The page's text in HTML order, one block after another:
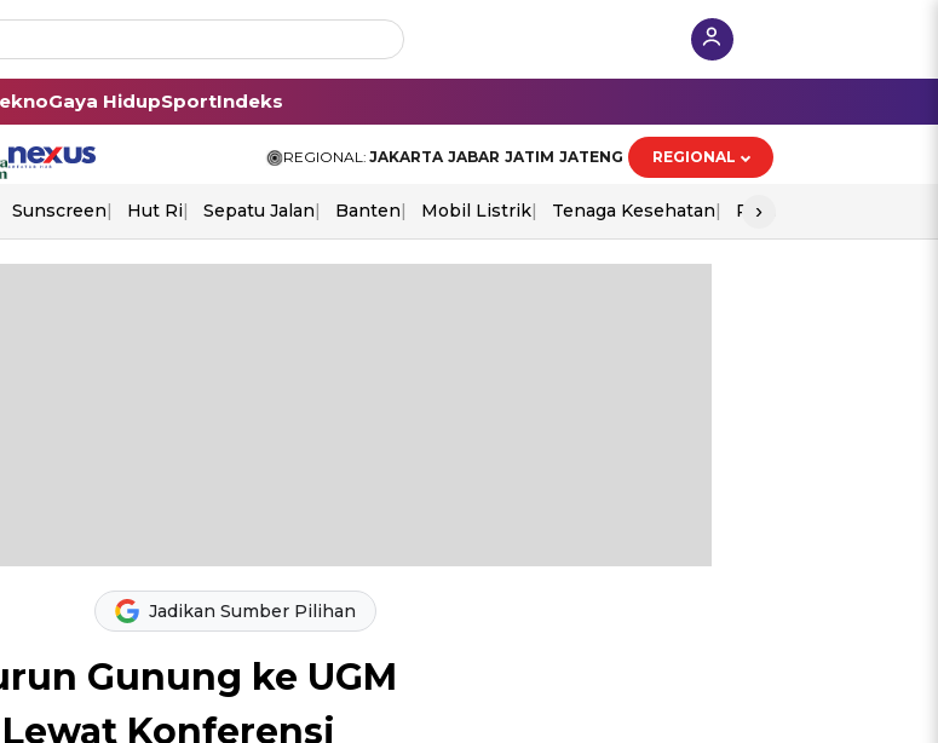
Gaya HidupSportIndeks
REGIONAL: JAKARTA JABAR JATIM JATENG REGIONAL
Sunscreen Hut Ri Sepatu Jalan Banten Mobil Listrik Tenaga Kesehatan Perang As-Iran
›
Jadikan Sumber Pilihan
Gunung ke UGM
Konferensi